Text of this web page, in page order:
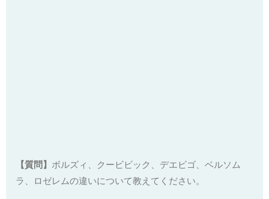
【質問】 ボルズィ、クービビック、デエビゴ、ベルソム
ラ、ロゼレムの違いについて教えてください。